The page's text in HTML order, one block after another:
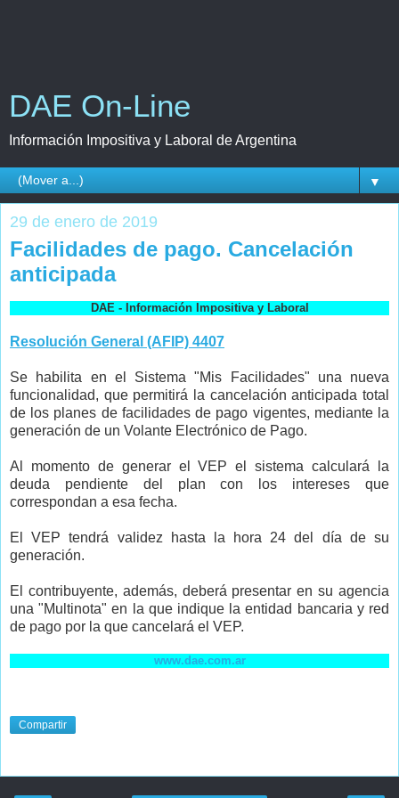
DAE On-Line
Información Impositiva y Laboral de Argentina
▼
29 de enero de 2019
Facilidades de pago. Cancelación
anticipada
DAE - Información Impositiva y Laboral
Resolución General (AFIP) 4407
Se habilita en el Sistema "Mis Facilidades" una nueva
funcionalidad, que permitirá la cancelación anticipada total
de los planes de facilidades de pago vigentes, mediante la
generación de un Volante Electrónico de Pago.
Al momento de generar el VEP el sistema calculará la
deuda pendiente del plan con los intereses que
correspondan a esa fecha.
El VEP tendrá validez hasta la hora 24 del día de su
generación.
El contribuyente, además, deberá presentar en su agencia
una "Multinota" en la que indique la entidad bancaria y red
de pago por la que cancelará el VEP.
www.dae.com.ar
Compartir